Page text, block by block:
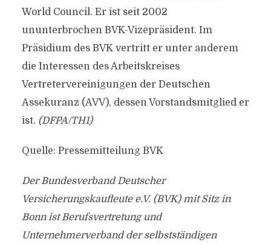
World Council. Er ist seit 2002
ununterbrochen BVK-Vizepräsident. Im
Präsidium des BVK vertritt er unter anderem
die Interessen des Arbeitskreises
Vertretervereinigungen der Deutschen
Assekuranz (AVV), dessen Vorstandsmitglied er
ist. (DFPA/TH1)
Quelle: Pressemitteilung BVK
Der Bundesverband Deutscher
Versicherungskaufleute e.V. (BVK) mit Sitz in
Bonn ist Berufsvertretung und
Unternehmerverband der selbstständigen